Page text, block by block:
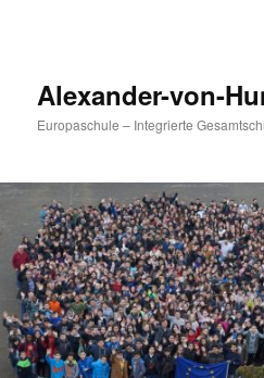
Alexander-von-
Europaschule – Integrierte